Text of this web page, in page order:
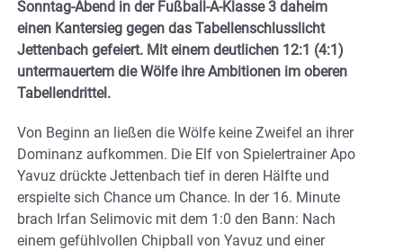
Sonntag-Abend in der Fußball-A-Klasse 3 daheim
einen Kantersieg gegen das Tabellenschlusslicht
Jettenbach gefeiert. Mit einem deutlichen 12:1 (4:1)
untermauertem die Wölfe ihre Ambitionen im oberen
Tabellendrittel.
Von Beginn an ließen die Wölfe keine Zweifel an ihrer
Dominanz aufkommen. Die Elf von Spielertrainer Apo
Yavuz drückte Jettenbach tief in deren Hälfte und
erspielte sich Chance um Chance. In der 16. Minute
brach Irfan Selimovic mit dem 1:0 den Bann: Nach
einem gefühlvollen Chipball von Yavuz und einer